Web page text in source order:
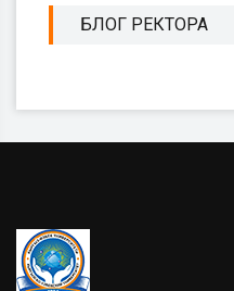
БЛОГ РЕКТОРА